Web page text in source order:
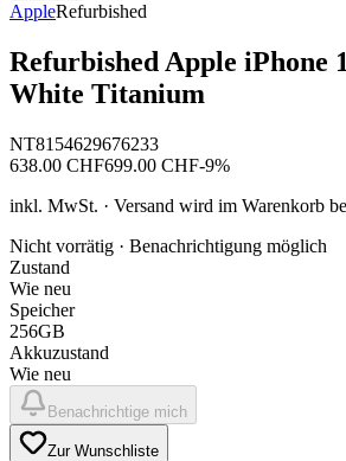
AppleRefurbished
Refurbished Apple iPhone
White Titanium
NT8154629676233
638.00 CHF699.00 CHF-9%
inkl. MwSt. · Versand wird im Warenkorb
Nicht vorrätig · Benachrichtigung möglich
Zustand
Wie neu
Speicher
256GB
Akkuzustand
Wie neu
Benachrichtige mich
Zur Wunschliste